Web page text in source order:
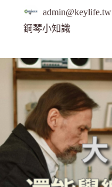
admin@keylife.tw
鋼琴小知識